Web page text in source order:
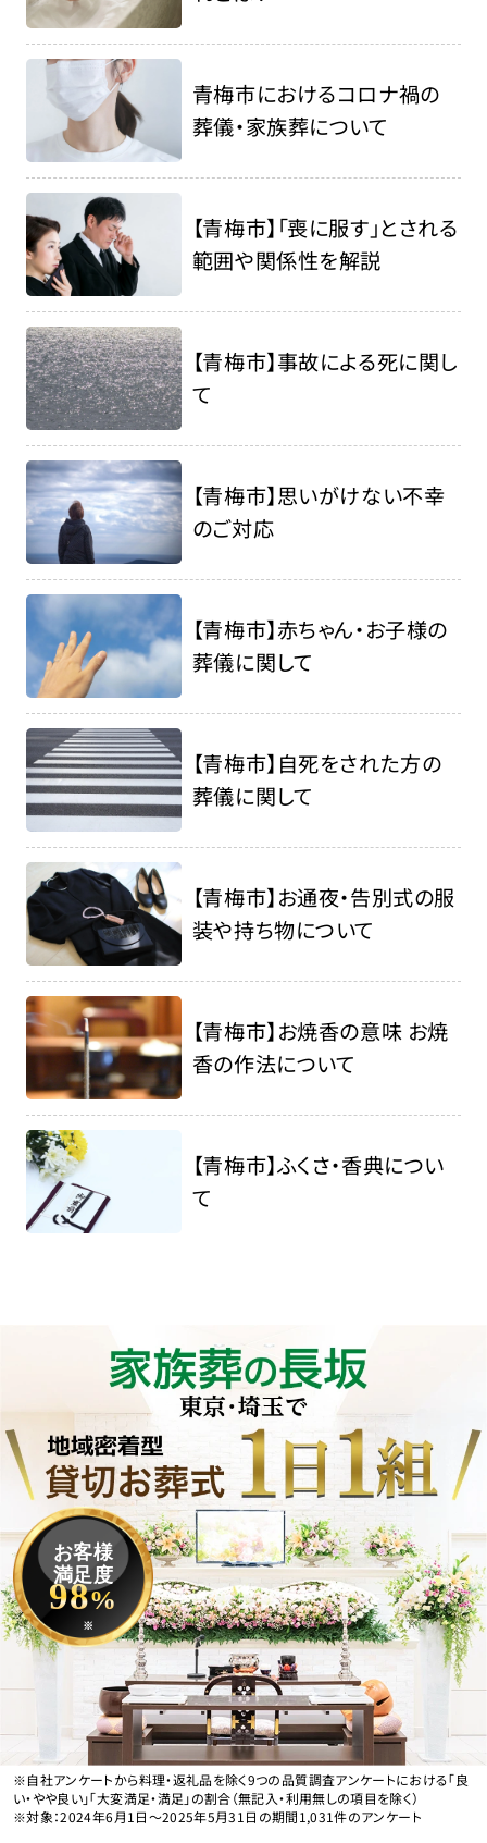
青梅市におけるコロナ禍の
葬儀・家族葬について
【青梅市】「喪に服す」とされる
範囲や関係性を解説
【青梅市】事故による死に関し
て
【青梅市】思いがけない不幸
のご対応
【青梅市】赤ちゃん・お子様の
葬儀に関して
【青梅市】自死をされた方の
葬儀に関して
【青梅市】お通夜・告別式の服
装や持ち物について
【青梅市】お焼香の意味 お焼
香の作法について
【青梅市】ふくさ・香典につい
て
お客様
満足度
98%
※
※自社アンケートから料理・返礼品を除く9つの品質調査アンケートにおける「良
い・やや良い」「大変満足・満足」の割合（無記入・利用無しの項目を除く）
※対象：2024年6月1日〜2025年5月31日の期間1,031件のアンケート